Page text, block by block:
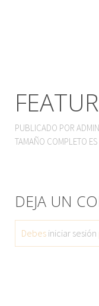
PUBLICADO POR
TAMAÑO COMPLETO ES
DEJA UN
Debes iniciar sesión